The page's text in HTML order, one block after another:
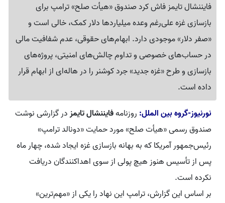
فایننشال تایمز فاش کرد صندوق «هیأت صلح» ترامپ برای
بازسازی غزه علی‌رغم وعده میلیاردها دلار کمک، خالی است و
«صفر دلار» موجودی دارد. ابهام‌های حقوقی، عدم شفافیت مالی
در حساب‌های خصوصی و تداوم چالش‌های امنیتی، پروژه‌های
بازسازی و طرح «غزه جدید» جرد کوشنر را در هاله‌ای از ابهام قرار
داده است.
نورنیوز-گروه بین الملل: روزنامهفایننشال تایمزدر گزارشی نوشت
صندوق رسمی «هیأت صلح» مورد حمایت «دونالد ترامپ»
رئیس‌جمهور آمریکا که به بهانه بازسازی غزه ایجاد شده، چهار ماه
پس از تأسیس هنوز هیچ پولی از سوی اهداکنندگان دریافت
نکرده است.
بر اساس این گزارش، ترامپ این نهاد را یکی از «مهم‌ترین»